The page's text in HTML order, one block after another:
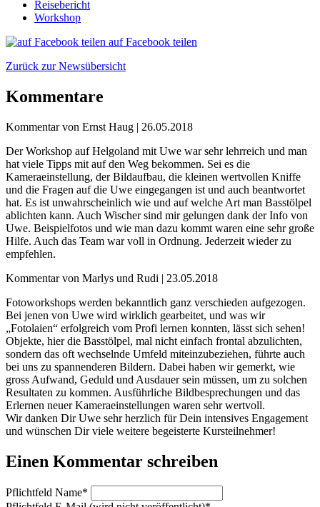
Reisebericht
Workshop
auf Facebook teilen
Zurück zur Newsübersicht
Kommentare
Kommentar von Ernst Haug | 26.05.2018
Der Workshop auf Helgoland mit Uwe war sehr lehrreich und man
hat viele Tipps mit auf den Weg bekommen. Sei es die
Kameraeinstellung, der Bildaufbau, die kleinen wertvollen Kniffe
und die Fragen auf die Uwe eingegangen ist und auch beantwortet
hat. Es ist unwahrscheinlich wie und auf welche Art man Basstölpel
ablichten kann. Auch Wischer sind mir gelungen dank der Info von
Uwe. Beispielfotos und wie man dazu kommt waren eine sehr große
Hilfe. Auch das Team war voll in Ordnung. Jederzeit wieder zu
empfehlen.
Kommentar von Marlys und Rudi | 23.05.2018
Fotoworkshops werden bekanntlich ganz verschieden aufgezogen.
Bei jenen von Uwe wird wirklich gearbeitet, und was wir
„Fotolaien“ erfolgreich vom Profi lernen konnten, lässt sich sehen!
Objekte, hier die Basstölpel, mal nicht einfach frontal abzulichten,
sondern das oft wechselnde Umfeld miteinzubeziehen, führte auch
bei uns zu spannenderen Bildern. Dabei haben wir gemerkt, wie
gross Aufwand, Geduld und Ausdauer sein müssen, um zu solchen
Resultaten zu kommen. Ausführliche Bildbesprechungen und das
Erlernen neuer Kameraeinstellungen waren sehr wertvoll.
Wir danken Dir Uwe sehr herzlich für Dein intensives Engagement
und wünschen Dir viele weitere begeisterte Kursteilnehmer!
Einen Kommentar schreiben
Pflichtfeld Name*